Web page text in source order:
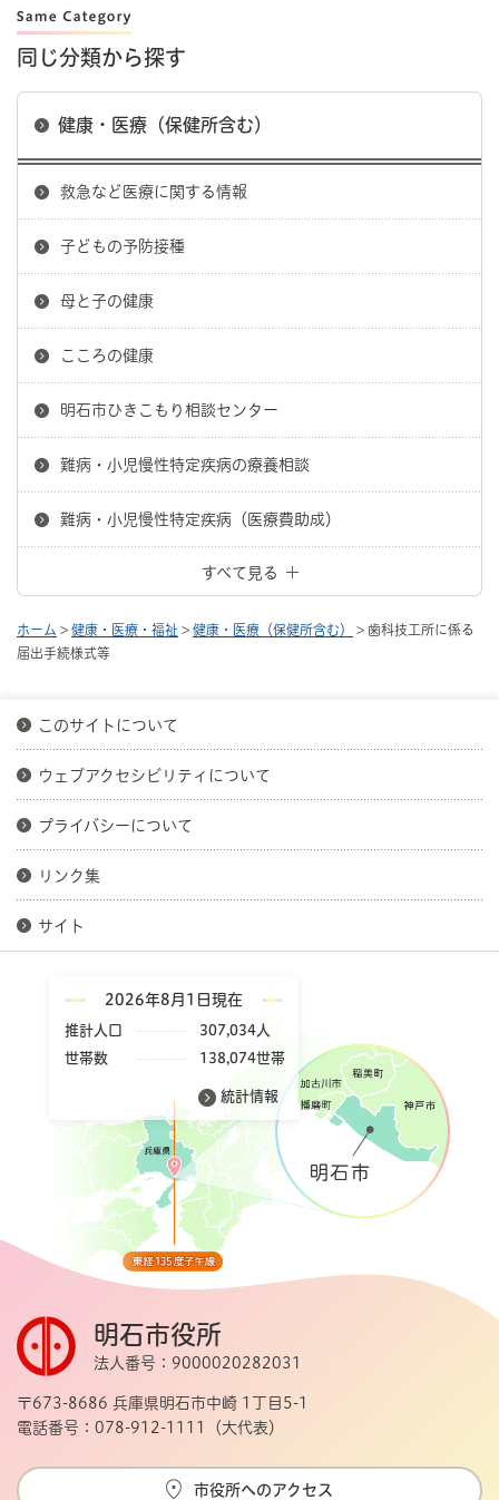
同じ分類から探す
健康・医療（保健所含む）
救急など医療に関する情報
子どもの予防接種
母と子の健康
こころの健康
明石市ひきこもり相談センター
難病・小児慢性特定疾病の療養相談
難病・小児慢性特定疾病（医療費助成）
すべて見る
ホーム > 健康・医療・福祉 > 健康・医療（保健所含む）
> 歯科技工所に係る
届出手続様式等
このサイトについて
ウェブアクセシビリティについて
プライバシーについて
リンク集
サイト
2026年8月1日現在
推計人口
307,034人
世帯数
138,074世帯
統計情報
明石市役所
法人番号：9000020282031
〒673-8686 兵庫県明石市中崎 1丁目5-1
電話番号：078-912-1111（大代表）
市役所へのアクセス